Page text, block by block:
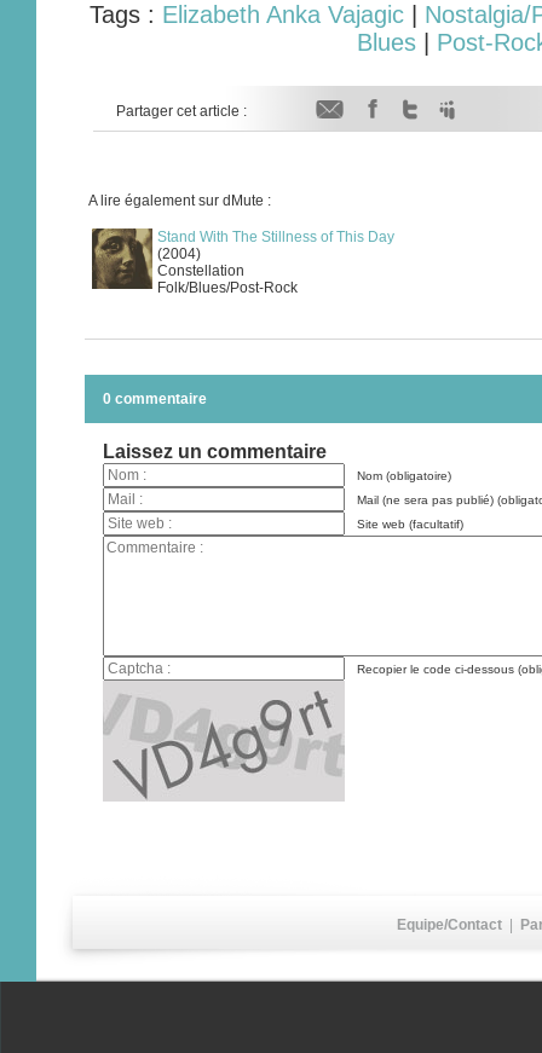
Tags : Elizabeth Anka Vajagic
Nostalgia/
Blues
Post-
Partager cet article :
A lire également sur dMute :
Stand With The Stillness of This Day
(2004)
Constellation
Folk/Blues/Post-Rock
0 commentaire
Laissez un commentaire
Nom (obligatoire)
Mail (ne sera pas publié)
Site web (facultatif)
Recopier le code ci-dessous
Equipe/Contact